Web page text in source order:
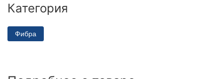
Категория
Фибра